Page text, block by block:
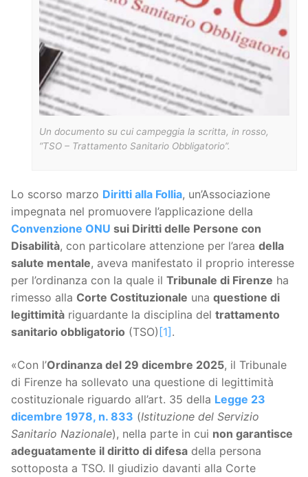
Un documento su cui campeggia la scritta, in rosso,
“TSO – Trattamento Sanitario Obbligatorio”.
Lo scorso marzo Diritti alla Follia, un’Associazione
impegnata nel promuovere l’applicazione della
Convenzione ONU sui Diritti delle Persone con
Disabilità, con particolare attenzione per l’area della
salute mentale, aveva manifestato il proprio interesse
per l’ordinanza con la quale il Tribunale di Firenze ha
rimesso alla Corte Costituzionale una questione di
legittimità riguardante la disciplina del trattamento
sanitario obbligatorio (TSO) [1] .
«Con l’Ordinanza del 29 dicembre 2025, il Tribunale
di Firenze ha sollevato una questione di legittimità
costituzionale riguardo all’art. 35 della Legge 23
dicembre 1978, n. 833 (Istituzione del Servizio
Sanitario Nazionale), nella parte in cui non garantisce
adeguatamente il diritto di difesa della persona
sottoposta a TSO. Il giudizio davanti alla Corte